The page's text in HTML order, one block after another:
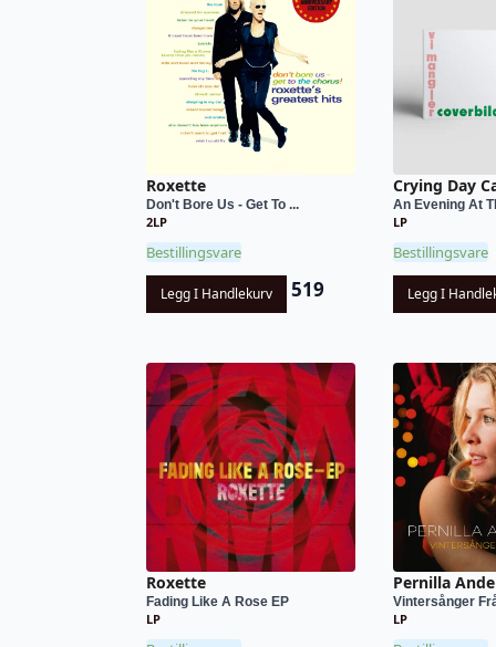
Roxette
Don't Bore Us - Get To ...
2LP
Bestillingsvare
Legg I Handlekurv 519
Crying Day
An Evening At
LP
Bestillingsvare
Legg I
Roxette
Fading Like A Rose EP
LP
Pernilla
Vintersånger
LP